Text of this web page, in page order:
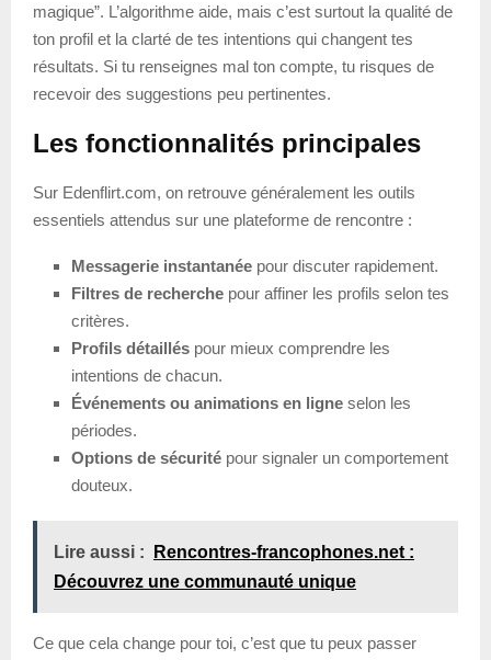
magique”. L’algorithme aide, mais c’est surtout la qualité de
ton profil et la clarté de tes intentions qui changent tes
résultats. Si tu renseignes mal ton compte, tu risques de
recevoir des suggestions peu pertinentes.
Les fonctionnalités principales
Sur Edenflirt.com, on retrouve généralement les outils
essentiels attendus sur une plateforme de rencontre :
Messagerie instantanée pour discuter rapidement.
Filtres de recherche pour affiner les profils selon tes
critères.
Profils détaillés pour mieux comprendre les
intentions de chacun.
Événements ou animations en ligne selon les
périodes.
Options de sécurité pour signaler un comportement
douteux.
Lire aussi :
Rencontres-francophones.net :
Découvrez une communauté unique
Ce que cela change pour toi, c’est que tu peux passer